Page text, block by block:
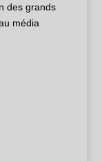
des grands
média